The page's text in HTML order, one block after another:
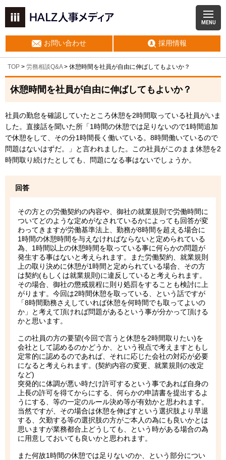
MENU
お問い合わせ 採用情報
TOP > 労務相談Q&A> 休憩時間を社員が自由に伸ばしてもよいか？
休憩時間を社員が自由に伸ばしてもよいか？
社員の勤怠を確認していたところ休憩を2時間取っている社員がいま
した。直接話を聞いた所「1時間の休憩では足りないので1時間追加
で休憩をして、その分1時間長く働いている。8時間働いているので
問題はないはずだ。」と言われました。この社員がこのまま休憩を2
時間取り続けたとしても、問題になる事はないでしょうか。
回答
その方との労働契約の内容や、御社の就業規則で労働時間に
ついてどのような定めがなされているかによっても回答が変
わってきますが労働基準法上、勤務が8時間を超える場合に
1時間の休憩時間を与えなければならないと定められている
為、1時間以上の休憩時間を取っている事に何らかの問題が
発生する事はないと考えられます。また労働契約、就業規則
上の取り決めに休憩が1時間と定められている場合、その方
は契約(もしくは就業規則)に違反していると考えられます。
その場合、御社の懲戒規程に則り処罰をすることも検討に上
がります。今回は2時間休憩を取っている、という話ですが
「8時間勤務さえしていれば休憩を何時間でも取ってよいの
か」と考えて頂ければ問題があるという事が分かって頂ける
かと思います。
この社員の方の要望(今回で言うと休憩を2時間取りたい)を
会社として認めるのかどうか、という視点で考えますともし
定常的に認めるのであれば、それに応じた会社の対応が必要
になると考えられます。(契約内容の変更、就業規則の改定
など)
突発的に体調が悪い時だけ許可するという事であれば自身の
上長の許可を得てからにする、何らかの申請書を提出するよ
うにする、等の一定のルール決め等が有効かと思われます。
当然ですが、その場合は休憩を伸ばすという選択肢より早退
する、欠勤する等の選択肢の方がご本人の為にも良いかとは
思いますが業務都合上どうしても、という時がある場合の為
に用意しておいても良いかと思われます。
また何故1時間の休憩では足りないのか、という部分につい